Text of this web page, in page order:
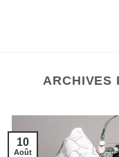
ARCHIVES
10
Août